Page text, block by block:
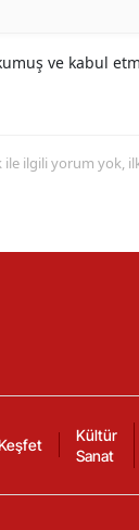
ve kabul
ilgili yorum yok,
Kültür
Sanat